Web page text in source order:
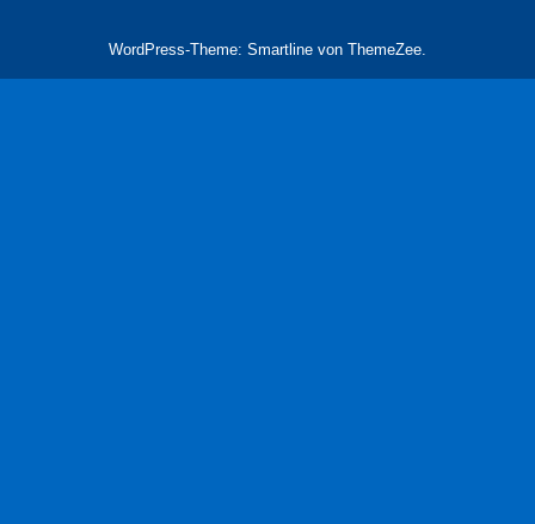
WordPress-Theme: Smartline von ThemeZee.